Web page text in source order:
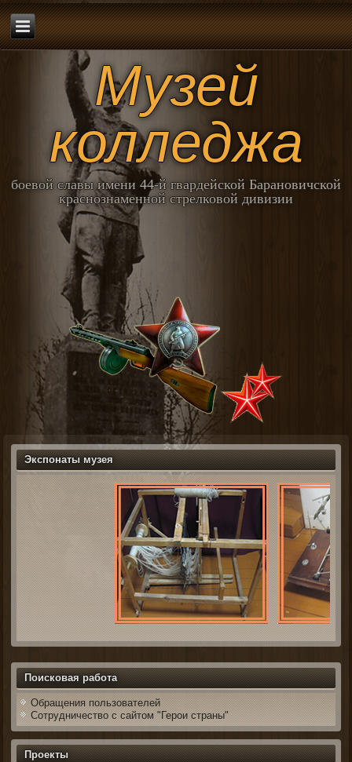
Музей
колледжа
боевой славы имени 44-й гвардейской Барановичской
краснознаменной стрелковой дивизии
Экспонаты музея
Поисковая работа
Обращения пользователей
Сотрудничество с сайтом "Герои страны"
Проекты